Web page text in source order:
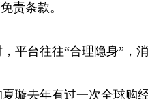
责条款。
台往往“合理隐身”，消
去年有过一次全球购